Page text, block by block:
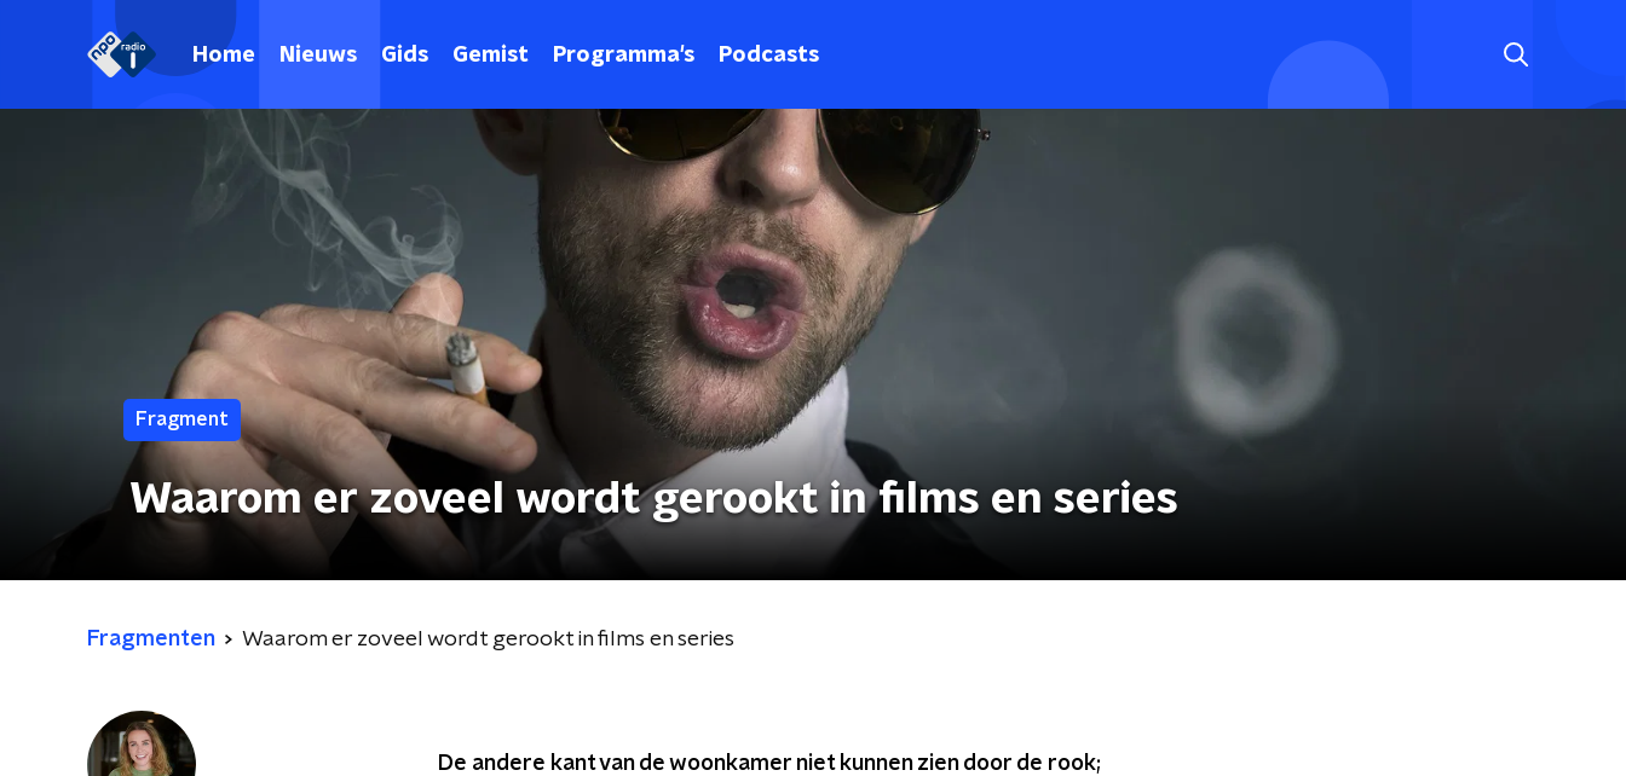
Home Nieuws Gids Gemist Programma's Podcasts
Fragment
Waarom er zoveel wordt gerookt in films en series
Fragmenten Waarom er zoveel wordt gerookt in films en series
De andere kant van de woonkamer niet kunnen zien door de rook;